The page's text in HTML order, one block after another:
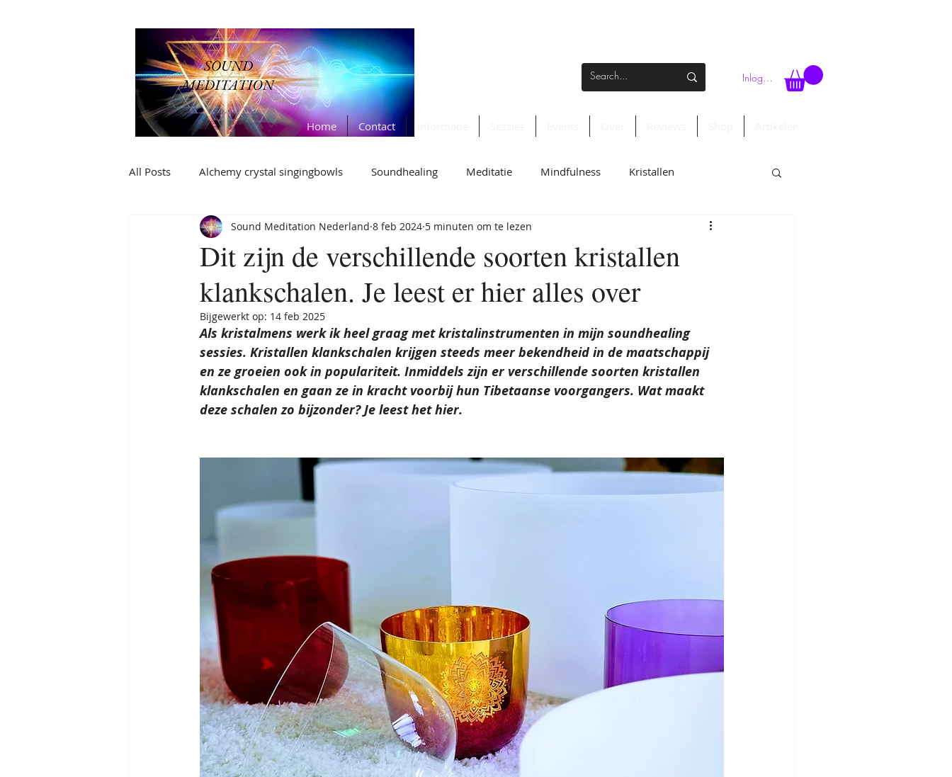
Inloggen
Home Contact
All Posts Alchemy crystal singingbowls Soundhealing Meditatie Mindfulness Kristallen
Kristallen verzorgen Wat klankschalen met je doen Wat mindful luisteren jou brengt
Instrumenten
Dit zijn de verschillende soorten kristallen
klankschalen. Je leest er hier alles over
Sound Meditation Nederland 8 feb 2024 5 minuten om te lezen
Bijgewerkt op: 14 feb 2025
Als kristalmens werk ik heel graag met kristalinstrumenten in mijn soundhealing
sessies. Kristallen klankschalen krijgen steeds meer bekendheid in de maatschappij
en ze groeien ook in populariteit. Inmiddels zijn er verschillende soorten kristallen
klankschalen en gaan ze in kracht voorbij hun Tibetaanse voorgangers. Wat maakt
deze schalen zo bijzonder? Je leest het hier.